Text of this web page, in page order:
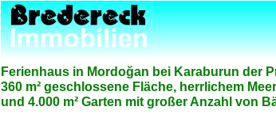
Ferienhaus in Mordoğan bei Karaburun der
360 m² geschlossene Fläche, herrlichem
und 4.000 m² Garten mit großer Anzahl von